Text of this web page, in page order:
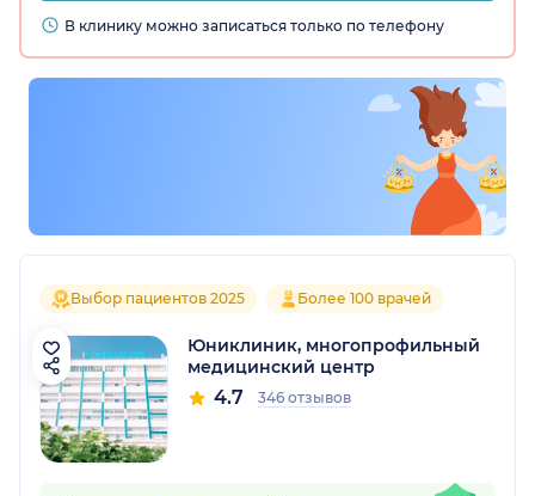
В клинику можно записаться только по телефону
Выбор пациентов 2025 Более 100 врачей
Юниклиник, многопрофильный
медицинский центр
4.7 346 отзывов